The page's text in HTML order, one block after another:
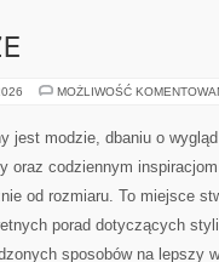
MOŻLIWOŚĆ
jest modzie, dbaniu o
oraz codziennym
od rozmiaru. To miejsce
porad dotyczących
sposobów na lepszy